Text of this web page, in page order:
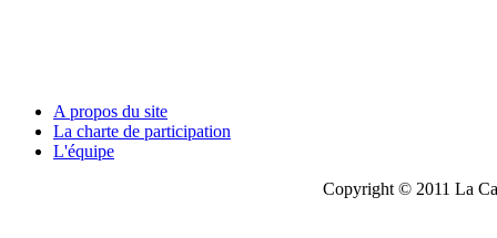
A propos du site
La charte de participation
L'équipe
Copyright © 2011 La